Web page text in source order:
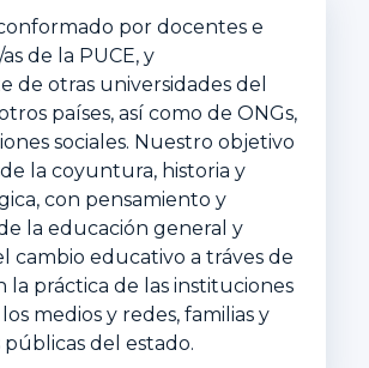
por docentes e
de la PUCE, y
de otras universidades del
países, así como de ONGs,
sociales. Nuestro objetivo
la coyuntura, historia y
con pensamiento y
la educación general y
cambio educativo a tráves de
la práctica de las instituciones
medios y redes, familias y
del estado.